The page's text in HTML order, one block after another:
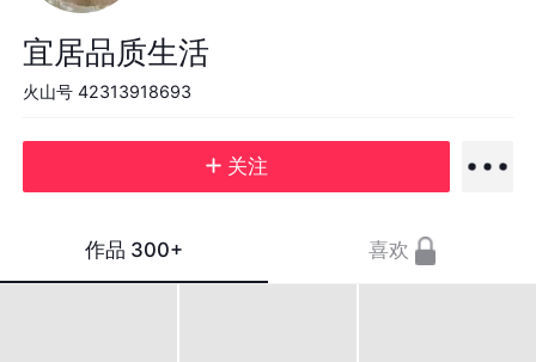
宜居品质生活
火山号 42313918693
关注
作品 300+ 喜欢